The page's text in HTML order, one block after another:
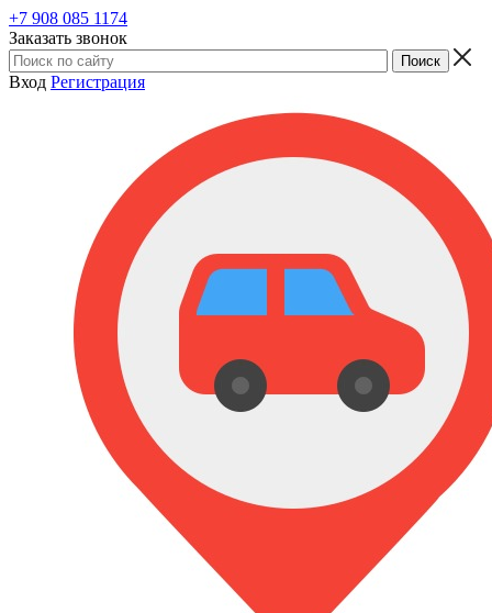
+7 908 085 1174
Заказать звонок
Вход Регистрация